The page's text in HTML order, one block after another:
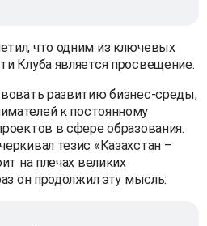
что одним из ключевых
Клуба является просвещение.
развитию бизнес-среды,
к постоянному
в сфере образования.
тезис «Казахстан –
на плечах великих
он продолжил эту мысль: